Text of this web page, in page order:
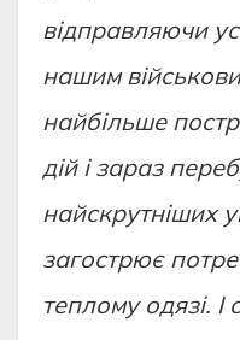
відправляючи
нашим
найбільше
дій і зараз
найскрутніших
загострює
теплому одязі. І